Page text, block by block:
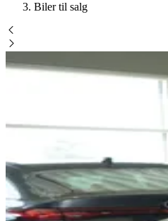
Biler til salg